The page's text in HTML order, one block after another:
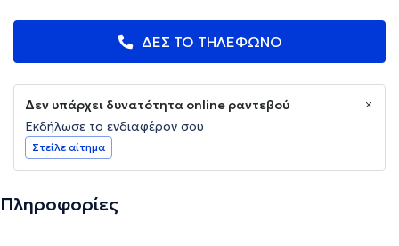
ΔΕΣ ΤΟ ΤΗΛΕΦΩΝΟ
Δεν υπάρχει δυνατότητα online ραντεβού
Εκδήλωσε το ενδιαφέρον σου
Στείλε αίτημα
Πληροφορίες